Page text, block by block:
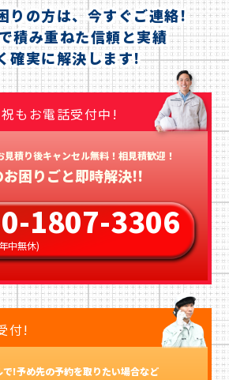
りの方は、今すぐご連絡!
積み重ねた信頼と実績
確実に解決します!
もお電話受付中!
見積り後キャンセル無料！相見積歓迎！
お困りごと即時解決!!
1807-3306
中無休)
付!
で!予め先の予約を取りたい場合など